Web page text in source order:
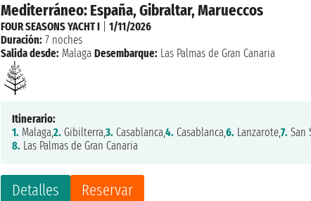
Mediterráneo: España, Gibraltar, Marueccos
Detalles Reservar
FOUR SEASONS YACHT I |1/11/2026
Duración: 7 noches
Salida desde: Malaga Desembarque: Las Palmas de Gran Canaria
Itinerario:
1. Malaga,2. Gibilterra,3. Casablanca,4. Casablanca,6. Lanzarote,7. San
8. Las Palmas de Gran Canaria